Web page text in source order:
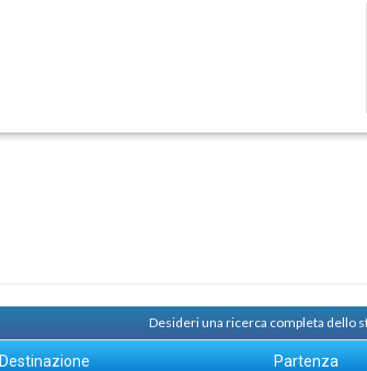
Desideri una ricerca completa dello
Destinazione Partenza